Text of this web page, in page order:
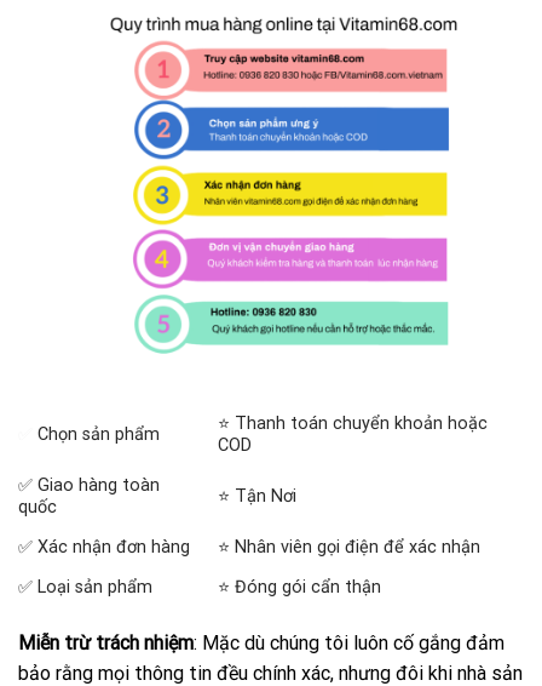
Chọn sản phẩm
⭐ Thanh toán chuyển khoản hoặc
COD
✅ Giao hàng toàn
quốc
⭐ Tận Nơi
✅ Xác nhận đơn hàng
⭐ Nhân viên gọi điện để xác nhận
✅ Loại sản phẩm
⭐ Đóng gói cẩn thận
Miễn trừ trách nhiệm: Mặc dù chúng tôi luôn cố gắng đảm
bảo rằng mọi thông tin đều chính xác, nhưng đôi khi nhà sản